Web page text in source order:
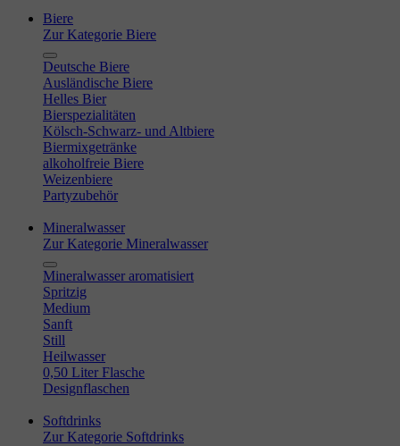
Biere
Zur Kategorie Biere
Deutsche Biere
Ausländische Biere
Helles Bier
Bierspezialitäten
Kölsch-Schwarz- und Altbiere
Biermixgetränke
alkoholfreie Biere
Weizenbiere
Partyzubehör
Mineralwasser
Zur Kategorie Mineralwasser
Mineralwasser aromatisiert
Spritzig
Medium
Sanft
Still
Heilwasser
0,50 Liter Flasche
Designflaschen
Softdrinks
Zur Kategorie Softdrinks